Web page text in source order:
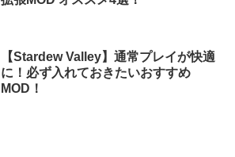
【Stardew Valley】通常プレイが快適
に！必ず入れておきたいおすすめ
MOD！